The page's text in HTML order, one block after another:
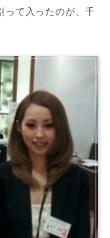
って入ったのが、千